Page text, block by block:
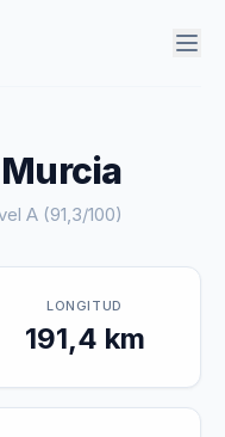
A (91,3/100)
LONGITUD
191,4 km